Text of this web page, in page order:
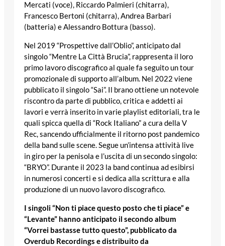
Mercati (voce), Riccardo Palmieri (chitarra),
Francesco Bertoni (chitarra), Andrea Barbari
(batteria) e Alessandro Bottura (basso).
Nel 2019 “Prospettive dall’Oblio”, anticipato dal
singolo “Mentre La Città Brucia”, rappresenta il loro
primo lavoro discografico al quale fa seguito un tour
promozionale di supporto all’album. Nel 2022 viene
pubblicato il singolo “Sai”. Il brano ottiene un notevole
riscontro da parte di pubblico, critica e addetti ai
lavori e verrà inserito in varie playlist editoriali, tra le
quali spicca quella di “Rock Italiano” a cura della V
Rec, sancendo ufficialmente il ritorno post pandemico
della band sulle scene. Segue un’intensa attività live
in giro per la penisola e l’uscita di un secondo singolo:
“BRYO”. Durante il 2023 la band continua ad esibirsi
in numerosi concerti e si dedica alla scrittura e alla
produzione di un nuovo lavoro discografico.
I singoli “Non ti piace questo posto che ti piace” e
“Levante” hanno anticipato il secondo album
“Vorrei bastasse tutto questo”, pubblicato da
Overdub Recordings e distribuito da